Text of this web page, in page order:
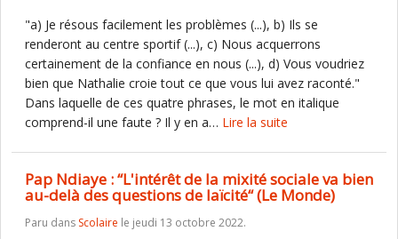
"a) Je résous facilement les problèmes (...), b) Ils se
renderont au centre sportif (...), c) Nous acquerrons
certainement de la confiance en nous (...), d) Vous voudriez
bien que Nathalie croie tout ce que vous lui avez raconté."
Dans laquelle de ces quatre phrases, le mot en italique
comprend-il une faute ? Il y en a… Lire la suite
Pap Ndiaye : “L'intérêt de la mixité sociale va bien
au-delà des questions de laïcité“ (Le Monde)
Paru dans Scolaire le jeudi 13 octobre 2022.